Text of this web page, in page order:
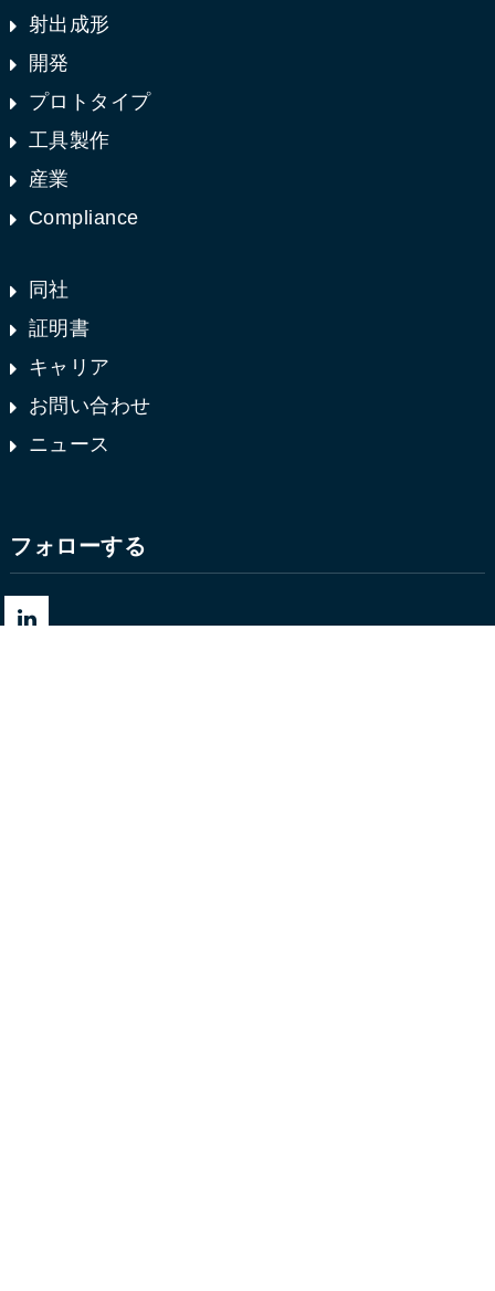
射出成形
開発
プロトタイプ
工具製作
産業
Compliance
同社
証明書
キャリア
お問い合わせ
ニュース
フォローする